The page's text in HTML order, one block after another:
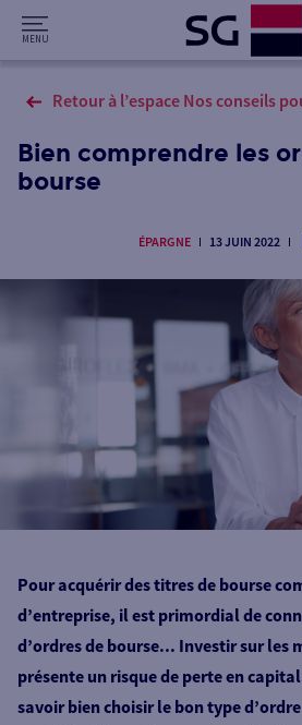
Retour à l’espace Nos conseils
Bien comprendre les
bourse
ÉPARGNE 13 JUIN 2022
Pour acquérir des titres de bourse
d’entreprise, il est primordial de
d’ordres de bourse... Investir sur les
présente un risque de perte en
savoir bien choisir le bon type